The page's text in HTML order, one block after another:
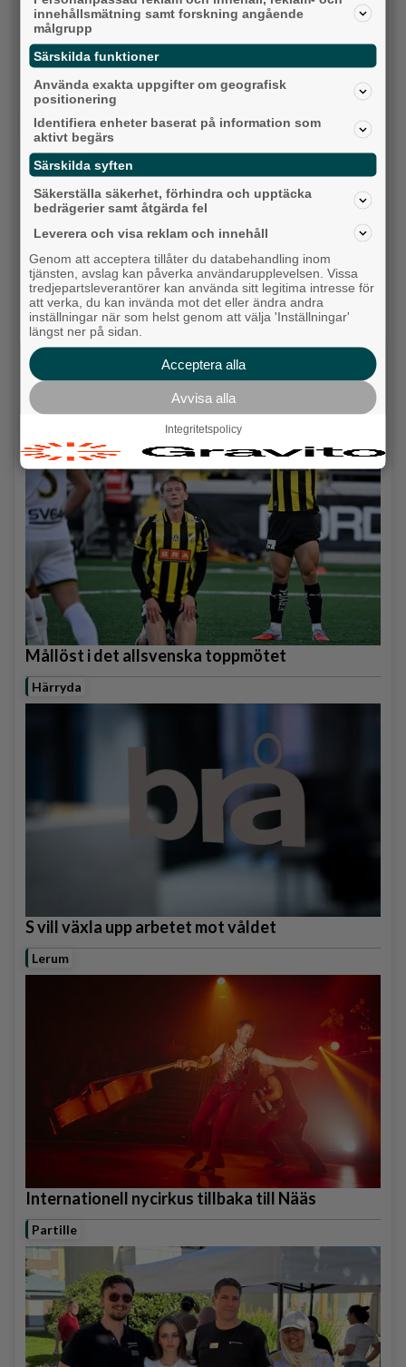
Krögarnas kamp när tågen står stilla: "Vi
försöker bara överleva”
Backa/Kärra
Karnevalstämning på Backadagen
Bjöds på trummor, såpbubblor och grillade räkor
Hisingen
Mållöst i det allsvenska toppmötet
Härryda
S vill växla upp arbetet mot våldet
Lerum
Internationell nycirkus tillbaka till Nääs
Partille
innehållsmätning samt forskning angående
målgrupp
Särskilda funktioner
Använda exakta uppgifter om geografisk
positionering
Identifiera enheter baserat på information som
aktivt begärs
Särskilda syften
Säkerställa säkerhet, förhindra och upptäcka
bedrägerier samt åtgärda fel
Leverera och visa reklam och innehåll
Genom att acceptera tillåter du databehandling inom
tjänsten, avslag kan påverka användarupplevelsen. Vissa
tredjepartsleverantörer kan använda sitt legitima intresse för
att verka, du kan invända mot det eller ändra andra
inställningar när som helst genom att välja 'Inställningar'
längst ner på sidan.
Acceptera alla
Avvisa alla
Integritetspolicy